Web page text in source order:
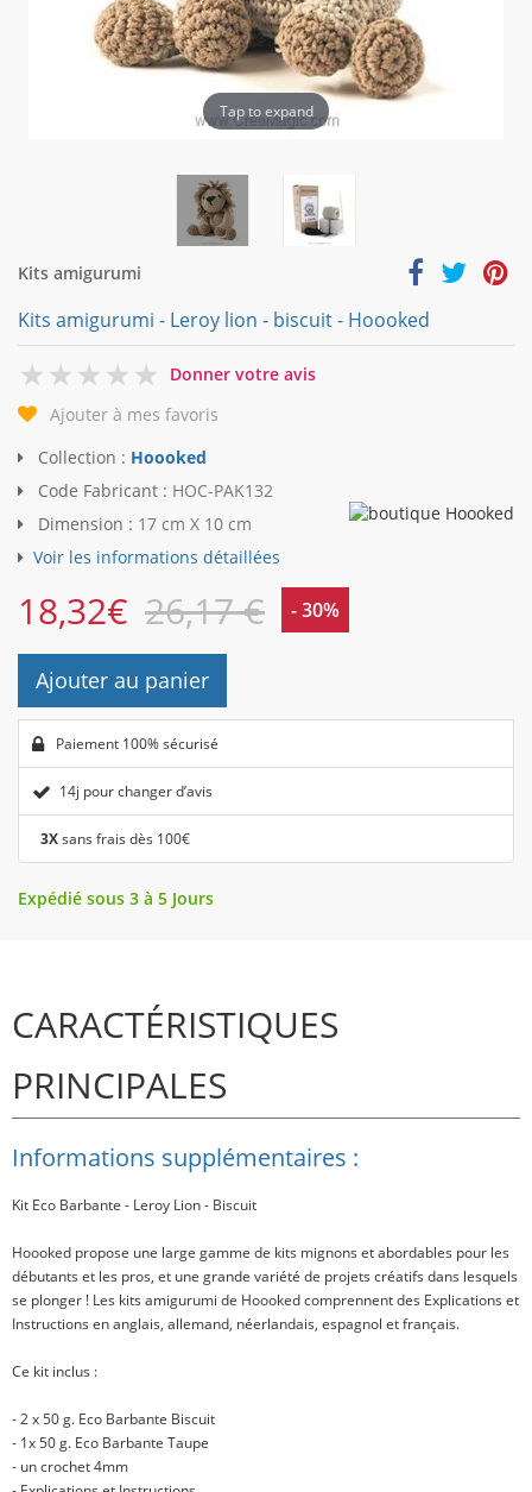
Tap to expand
Kits amigurumi
Kits amigurumi - Leroy lion - biscuit - Hoooked
0
Donner votre avis
Ajouter à mes favoris
Collection : Hoooked
Code Fabricant : HOC-PAK132
Dimension : 17 cm X 10 cm
Voir les informations détaillées
18,32€ 26,17 € - 30%
Ajouter au panier
Paiement 100% sécurisé
14j pour changer d’avis
3Xsans frais dès 100€
Expédié sous 3 à 5 Jours
CARACTÉRISTIQUES
PRINCIPALES
Informations supplémentaires :
Kit Eco Barbante - Leroy Lion - Biscuit
Hoooked propose une large gamme de kits mignons et abordables pour les
débutants et les pros, et une grande variété de projets créatifs dans lesquels
se plonger ! Les kits amigurumi de Hoooked comprennent des Explications et
Instructions en anglais, allemand, néerlandais, espagnol et français.
Ce kit inclus :
- 2 x 50 g. Eco Barbante Biscuit
- 1x 50 g. Eco Barbante Taupe
- un crochet 4mm